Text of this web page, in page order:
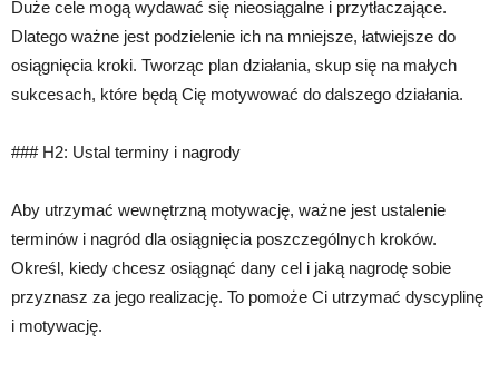
Duże cele mogą wydawać się nieosiągalne i przytłaczające.
Dlatego ważne jest podzielenie ich na mniejsze, łatwiejsze do
osiągnięcia kroki. Tworząc plan działania, skup się na małych
sukcesach, które będą Cię motywować do dalszego działania.
### H2: Ustal terminy i nagrody
Aby utrzymać wewnętrzną motywację, ważne jest ustalenie
terminów i nagród dla osiągnięcia poszczególnych kroków.
Określ, kiedy chcesz osiągnąć dany cel i jaką nagrodę sobie
przyznasz za jego realizację. To pomoże Ci utrzymać dyscyplinę
i motywację.